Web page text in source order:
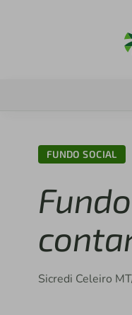
FUNDO SOCIAL
Sicredi Celeiro